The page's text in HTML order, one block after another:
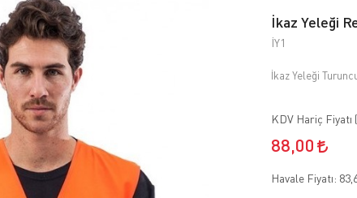
İkaz Yeleği
İY1
İkaz Yeleği
KDV Hariç Fiyatı (
88,00
Havale Fiyatı: